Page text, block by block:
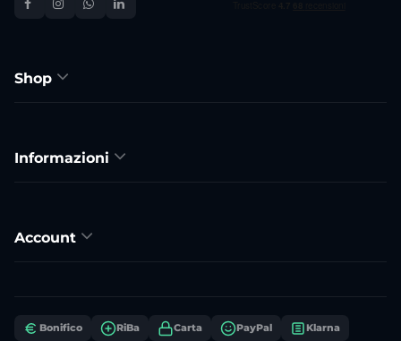
Shop
Informazioni
Account
Bonifico RiBa Carta PayPal Klarna